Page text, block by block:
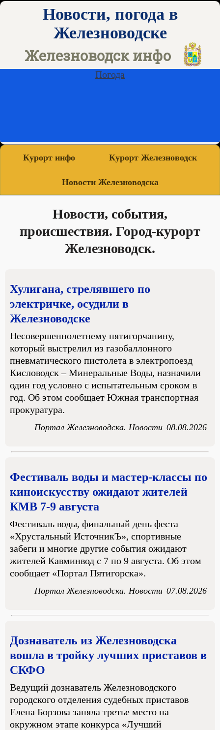
Новости, погода в
Железноводске
Железноводск инфо
Погода
Курорт инфо Курорт Железноводск
Новости Железноводска
Новости, события,
происшествия. Город-курорт
Железноводск.
Хулигана, стрелявшего по
электричке, осудили в
Железноводске
Несовершеннолетнему пятигорчанину,
который выстрелил из газобаллонного
пневматического пистолета в электропоезд
Кисловодск – Минеральные Воды, назначили
один год условно с испытательным сроком в
год. Об этом сообщает Южная транспортная
прокуратура.
Портал Железноводска. Новости 08.08.2026
Фестиваль воды и мастер-классы по
киноискусству ожидают жителей
КМВ 7-9 августа
Фестиваль воды, финальный день феста
«Хрустальный ИсточникЪ», спортивные
забеги и многие другие события ожидают
жителей Кавминвод с 7 по 9 августа. Об этом
сообщает «Портал Пятигорска».
Портал Железноводска. Новости 07.08.2026
Дознаватель из Железноводска
вошла в тройку лучших приставов в
СКФО
Ведущий дознаватель Железноводского
городского отделения судебных приставов
Елена Борзова заняла третье место на
окружном этапе конкурса «Лучший